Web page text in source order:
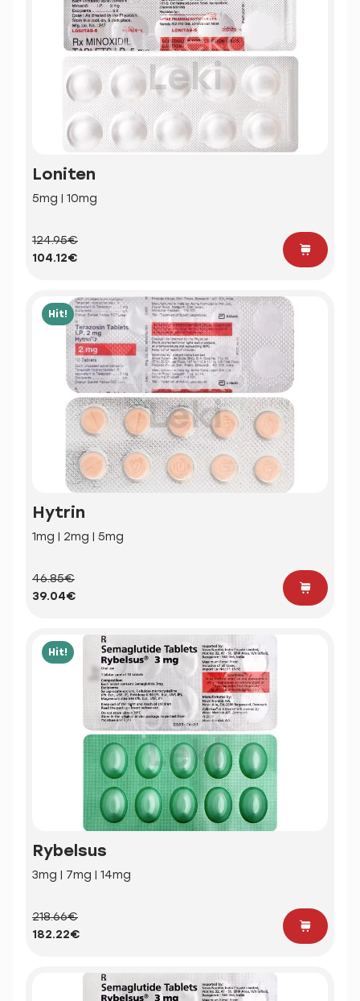
Loniten
5mg | 10mg
124.95€
104.12€
Hit!
Hytrin
1mg | 2mg | 5mg
46.85€
39.04€
Hit!
Rybelsus
3mg | 7mg | 14mg
218.66€
182.22€